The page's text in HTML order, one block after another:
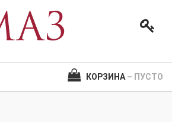
КОРЗИНА – ПУСТО